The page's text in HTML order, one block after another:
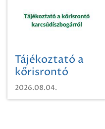
Tájékoztató a
kőrisrontó
karcsúdíszbogárról
2026.08.04.